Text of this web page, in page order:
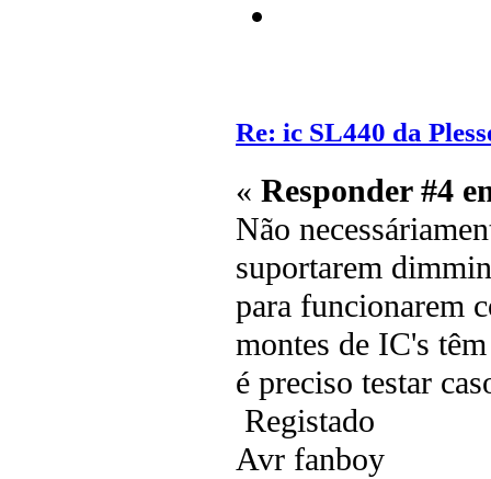
Re: ic SL440 da
« Responder #4
Não
suportarem
para funcionarem
montes de IC's
é preciso testar
Registado
Avr fanboy